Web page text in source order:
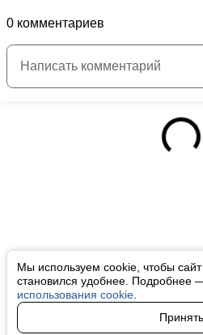
Мы используем cookie, чтобы сайт
становился удобнее. Подробнее
использования cookie
Принять
0 комментариев